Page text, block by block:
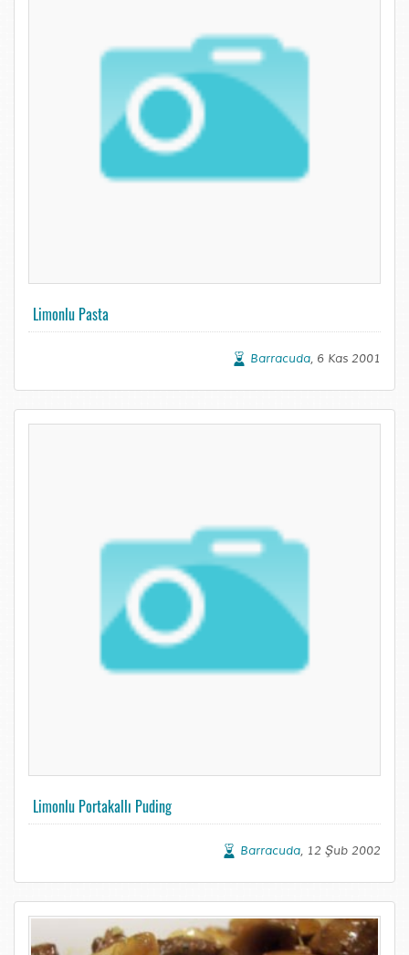
Limonlu Pasta
Barracuda, 6 Kas 2001
Limonlu Portakallı Puding
Barracuda, 12 Şub 2002